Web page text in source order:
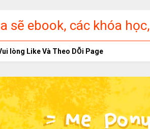
sẽ ebook, các khóa học,
miễn phí
lòng Like Và Theo DÕi Page